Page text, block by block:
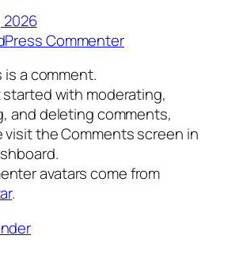
2026
Commenter
is a comment.
started with moderating,
and deleting comments,
visit the Comments screen in
avatars come from
.